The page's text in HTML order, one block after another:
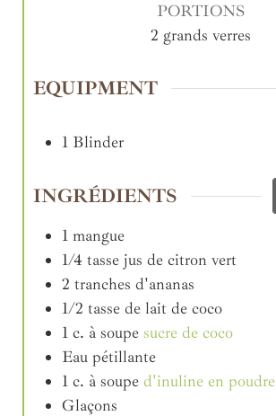
PORTIONS
2 grands verres
EQUIPMENT
1 Blinder
INGRÉDIENTS
1 mangue
1/4 tasse jus de citron vert
2 tranches d'ananas
1/2 tasse de lait de coco
1 c. à soupe sucre de coco
Eau pétillante
1 c. à soupe d'inuline en poudre
Glaçons